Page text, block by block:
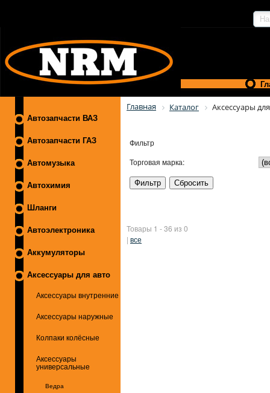
Автозапчасти ВАЗ
Автозапчасти ГАЗ
Автомузыка
Автохимия
Шланги
Автоэлектроника
Аккумуляторы
Аксессуары для авто
Аксессуары внутренние
Аксессуары наружные
Колпаки колёсные
Аксессуары
универсальные
Ведра
Главная Каталог Аксессуары
Фильтр
Торговая марка:
Товары 1 - 36 из 0
| все